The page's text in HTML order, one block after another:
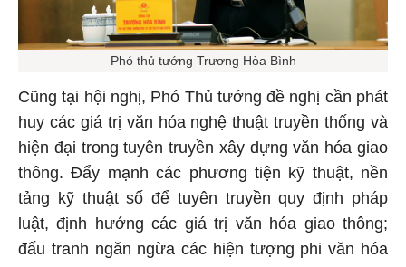
Phó thủ tướng Trương Hòa Bình
Cũng tại hội nghị, Phó Thủ tướng đề nghị cần phát
huy các giá trị văn hóa nghệ thuật truyền thống và
hiện đại trong tuyên truyền xây dựng văn hóa giao
thông. Đẩy mạnh các phương tiện kỹ thuật, nền
tảng kỹ thuật số để tuyên truyền quy định pháp
luật, định hướng các giá trị văn hóa giao thông;
đấu tranh ngăn ngừa các hiện tượng phi văn hóa